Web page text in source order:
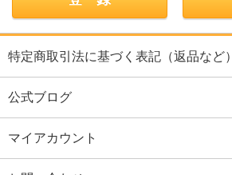
特定商取引法に基づく表記（返品など）
公式ブログ
マイアカウント